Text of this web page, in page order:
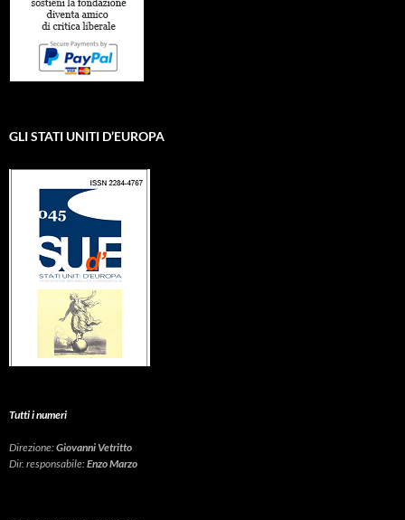
GLI STATI UNITI D’EUROPA
Tutti i numeri
Direzione:Giovanni Vetritto
Dir. responsabile:Enzo Marzo